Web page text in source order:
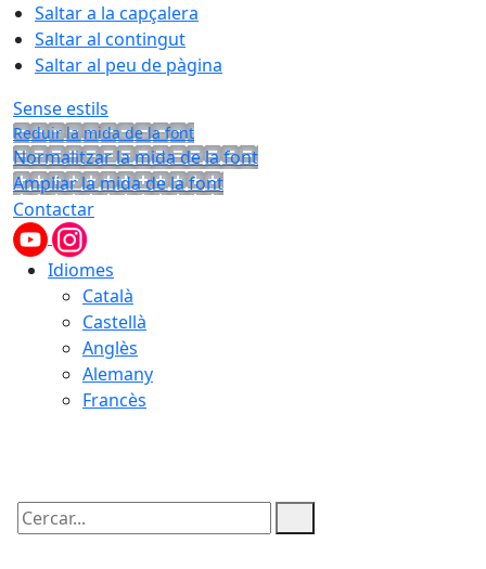
Saltar a la capçalera
Saltar al contingut
Saltar al peu de pàgina
Sense estils
Reduir la mida de la font
Normalitzar la mida de la font
Ampliar la mida de la font
Contactar
Idiomes
Català
Castellà
Anglès
Alemany
Francès
Cercar: